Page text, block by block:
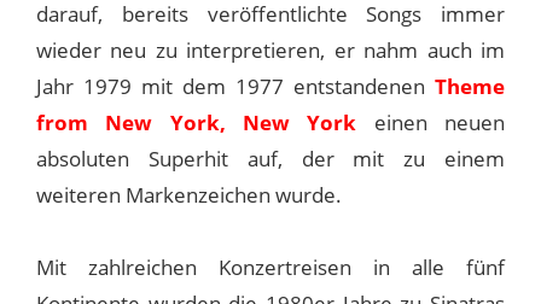
darauf, bereits veröffentlichte Songs immer
wieder neu zu interpretieren, er nahm auch im
Jahr 1979 mit dem 1977 entstandenen Theme
from New York, New York einen neuen
absoluten Superhit auf, der mit zu einem
weiteren Markenzeichen wurde.
Mit zahlreichen Konzertreisen in alle fünf